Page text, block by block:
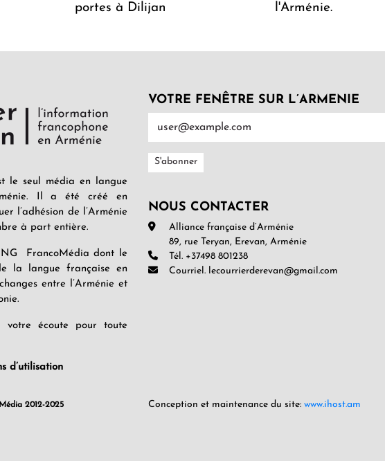
portes à Dilijan
l'Arménie.
le seul média en langue
Il a été créé en
l’adhésion de l’Arménie
à part entière.
FrancoMédia dont le
la langue française en
entre l’Arménie et
votre écoute pour toute
d’utilisation
2012-2025
VOTRE FENÊTRE SUR L’ARMENIE
NOUS CONTACTER
Alliance française d’Arménie
89, rue Teryan, Erevan, Arménie
Tél. +37498 801238
Courriel. lecourrierderevan@gmail.com
Conception et maintenance du site: www.ihost.am